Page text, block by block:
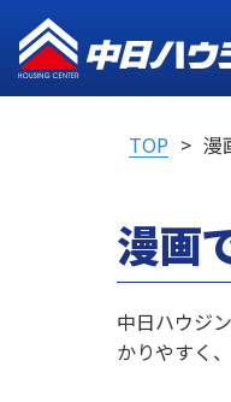
TOP 漫
漫画
中日ハウジ
かりやすく